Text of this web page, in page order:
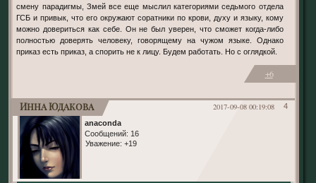
смену парадигмы, Змей все еще мыслил категориями седьмого отдела
ГСБ и привык, что его окружают соратники по крови, духу и языку, кому
можно довериться как себе. Он не был уверен, что сможет когда-либо
полностью доверять человеку, говорящему на чужом языке. Однако
приказ есть приказ, а спорить не к лицу. Будем работать. Но с оглядкой.
+6
4
2017-09-08 00:19:08
Инна Юдакова
anaconda
Сообщений: 16
Уважение: +19